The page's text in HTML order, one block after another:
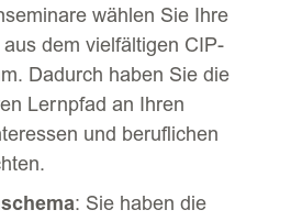
wählen Sie Ihre
dem vielfältigen CIP-
Dadurch haben Sie die
Lernpfad an Ihren
und beruflichen
: Sie haben die